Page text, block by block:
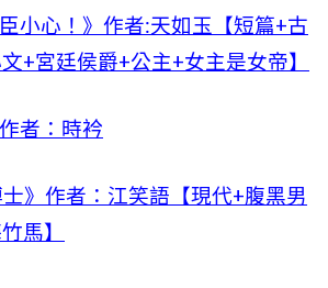
小心！》作者:天如玉【短篇+古
+宮廷侯爵+公主+女主是女帝】
者：時衿
士》作者：江笑語【現代+腹黑男
馬】